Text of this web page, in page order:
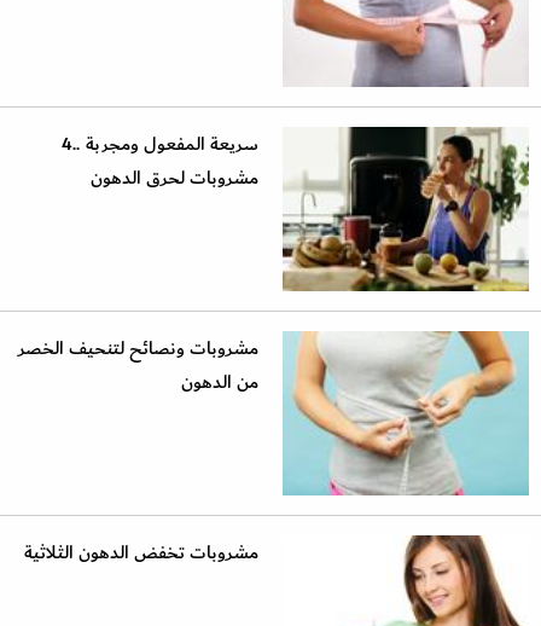
سريعة المفعول ومجربة ..4
مشروبات لحرق الدهون
مشروبات ونصائح لتنحيف الخصر
من الدهون
مشروبات تخفض الدهون الثلاثية